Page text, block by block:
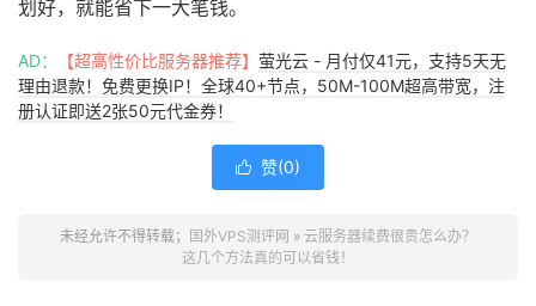
划好，就能省下一大笔钱。
AD： 【超高性价比服务器推荐】 萤光云 - 月付仅41元，支持5天无
理由退款！免费更换IP！全球40+节点，50M-100M超高带宽，注
册认证即送2张50元代金券！
 赞(0)
未经允许不得转载； 国外VPS测评网 » 云服务器续费很贵怎么办？
这几个方法真的可以省钱！